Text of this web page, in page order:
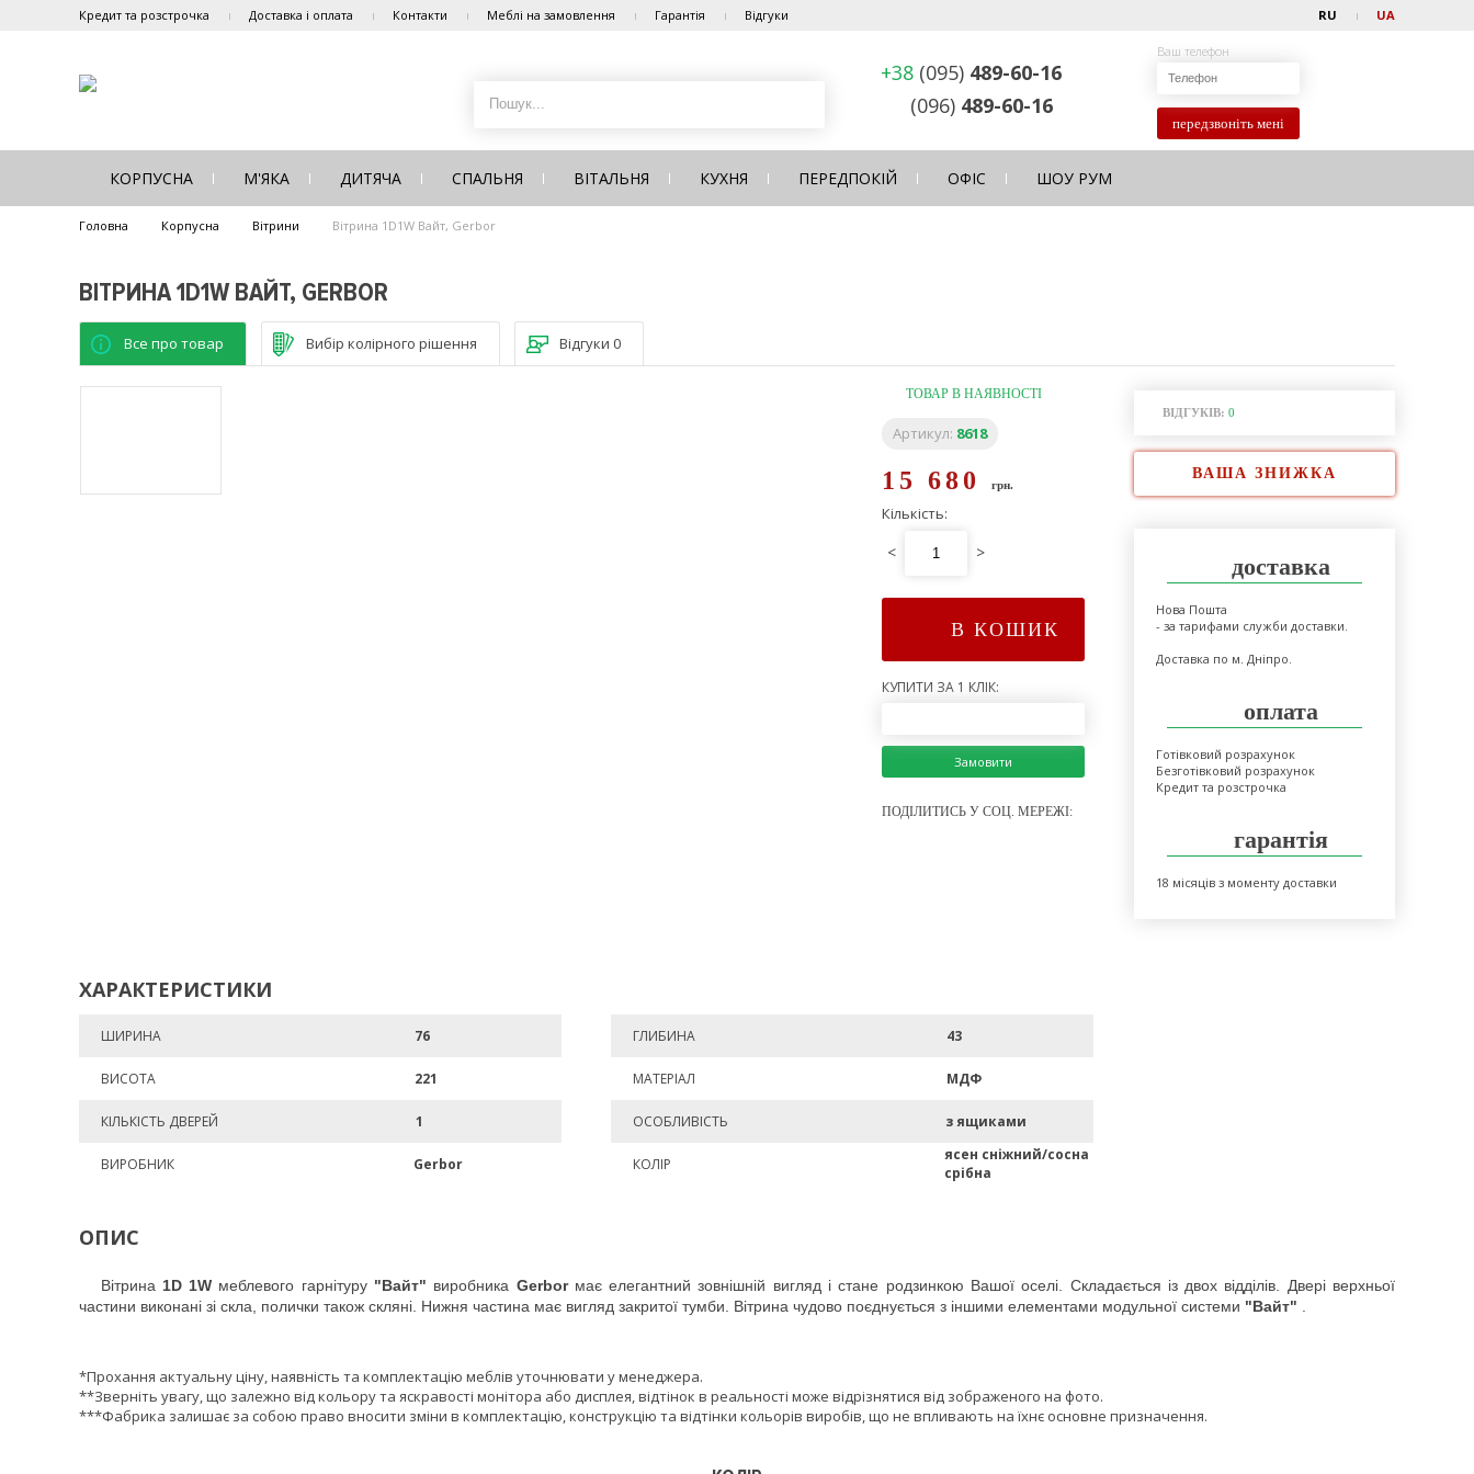
Кредит та розстрочка Доставка і оплата Контакти Меблі на замовлення Гарантія Відгуки RU UA
+38 (095) 489-60-16
(096) 489-60-16
Ваш телефон
передзвоніть мені
КОРПУСНА М'ЯКА ДИТЯЧА СПАЛЬНЯ ВІТАЛЬНЯ КУХНЯ ПЕРЕДПОКІЙ ОФІС ШОУ РУМ
Головна Корпусна Вітрини Вітрина 1D1W Вайт, Gerbor
ВІТРИНА 1D1W ВАЙТ, GERBOR
Все про товар Вибір колірного рішення Відгуки 0
ТОВАР В НАЯВНОСТІ
Артикул: 8618
15 680 грн.
Кількість:
< >
В КОШИК
КУПИТИ ЗА 1 КЛІК:
Замовити
ПОДІЛИТИСЬ У СОЦ. МЕРЕЖІ:
ВІДГУКІВ: 0
ВАША ЗНИЖКА
доставка
Нова Пошта
- за тарифами служби доставки.
Доставка по м. Дніпро.
оплата
Готівковий розрахунок
Безготівковий розрахунок
Кредит та розстрочка
гарантія
18 місяців з моменту доставки
ХАРАКТЕРИСТИКИ
ШИРИНА 76 ГЛИБИНА 43
ВИСОТА 221 МАТЕРІАЛ МДФ
КІЛЬКІСТЬ ДВЕРЕЙ 1 ОСОБЛИВІСТЬ з ящиками
ВИРОБНИК Gerbor КОЛІР
ясен сніжний/сосна
срібна
ОПИС
Вітрина 1D 1W меблевого гарнітуру "Вайт" виробника Gerborмає елегантний зовнішній вигляд і стане родзинкою Вашої оселі. Складається із двох відділів. Двері верхньої
частини виконані зі скла, полички також скляні. Нижня частина має вигляд закритої тумби. Вітрина чудово поєднується з іншими елементами модульної системи "Вайт"
*Прохання актуальну ціну, наявність та комплектацію меблів уточнювати у менеджера.
**Зверніть увагу, що залежно від кольору та яскравості монітора або дисплея, відтінок в реальності може відрізнятися від зображеного на фото.
***Фабрика залишає за собою право вносити зміни в комплектацію, конструкцію та відтінки кольорів виробів, що не впливають на їхнє основне призначення.